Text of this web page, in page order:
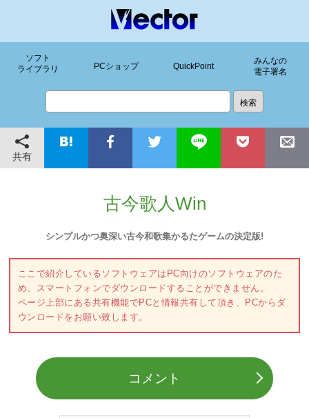
ソフト
ライブラリ
PCショップ QuickPoint
みんなの
電子署名
共有
古今歌人Win
シンプルかつ奥深い古今和歌集かるたゲームの決定版!
ここで紹介しているソフトウェアはPC向けのソフトウェアのた
め、スマートフォンでダウンロードすることができません。
ページ上部にある共有機能でPCと情報共有して頂き、PCからダ
ウンロードをお願い致します。
コメント